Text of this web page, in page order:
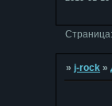
»j-rock »